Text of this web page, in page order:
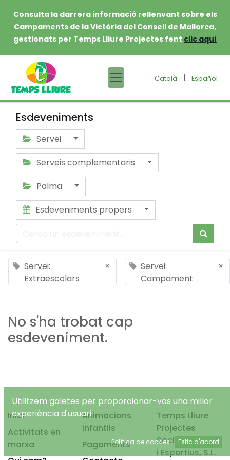
Consulta la darrera informació rellenvant sobre els
Campaments de la Victòria del Consell de Mallorca,
gestionats per Temps Lliure Projectes fent clic aquí
Català | Español
Esdeveniments
Servei
Serveis complementaris
Palma
Esdeveniments propers
Servei:
Extraescolars
×
Servei:
Campament
×
No s'ha trobat cap
esdeveniment.
Inici
Activitats en
marxa
Animacions
infantils
Pagaments
Temps Lliure
Projectes
Socioeducatius
i Esportius, S.L.
Utilitzem galetes per proporcionar-vos una millor
experiència d'usuari.
Política de cookies Estic d'acord